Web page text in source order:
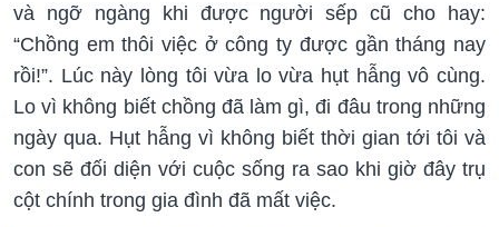
và ngỡ ngàng khi được người sếp cũ cho hay:
“Chồng em thôi việc ở công ty được gần tháng nay
rồi!”. Lúc này lòng tôi vừa lo vừa hụt hẫng vô cùng.
Lo vì không biết chồng đã làm gì, đi đâu trong những
ngày qua. Hụt hẫng vì không biết thời gian tới tôi và
con sẽ đối diện với cuộc sống ra sao khi giờ đây trụ
cột chính trong gia đình đã mất việc.